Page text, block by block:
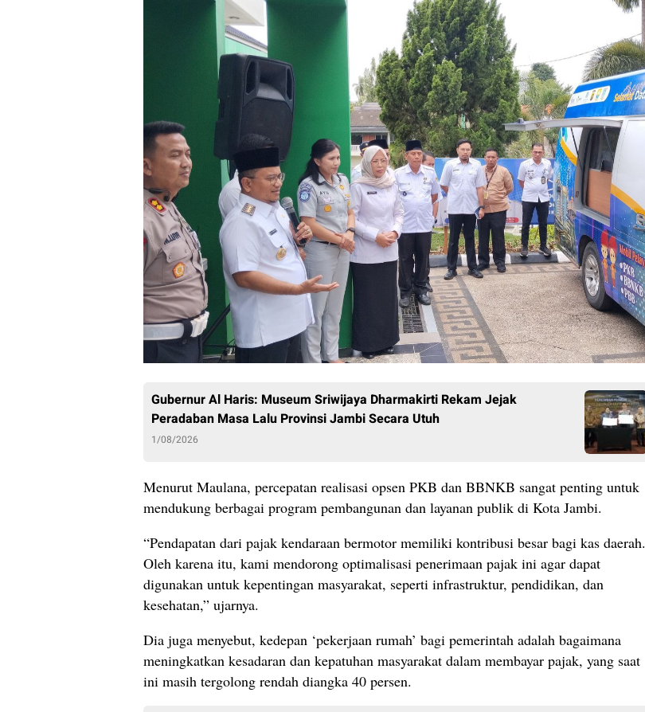
Gubernur Al Haris: Museum Sriwijaya Dharmakirti Rekam Jejak
Peradaban Masa Lalu Provinsi Jambi Secara Utuh
1/08/2026
Menurut Maulana, percepatan realisasi opsen PKB dan BBNKB sangat penting untuk
mendukung berbagai program pembangunan dan layanan publik di Kota Jambi.
“Pendapatan dari pajak kendaraan bermotor memiliki kontribusi besar bagi kas daerah.
Oleh karena itu, kami mendorong optimalisasi penerimaan pajak ini agar dapat
digunakan untuk kepentingan masyarakat, seperti infrastruktur, pendidikan, dan
kesehatan,” ujarnya.
Dia juga menyebut, kedepan ‘pekerjaan rumah’ bagi pemerintah adalah bagaimana
meningkatkan kesadaran dan kepatuhan masyarakat dalam membayar pajak, yang saat
ini masih tergolong rendah diangka 40 persen.